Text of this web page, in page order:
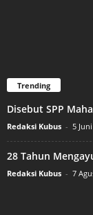
Trending
Disebut SPP
Redaksi Kubus - 5
28 Tahun
Redaksi Kubus - 7